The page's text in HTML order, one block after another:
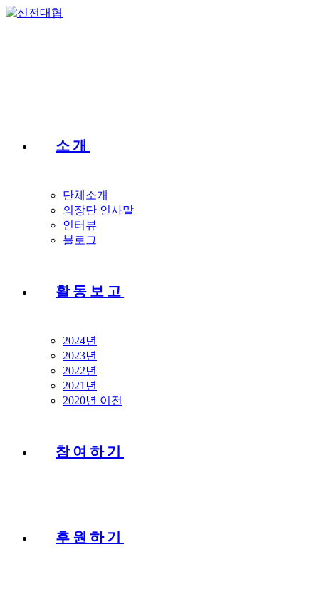
소개
단체소개
의장단 인사말
인터뷰
블로그
활동보고
2024년
2023년
2022년
2021년
2020년 이전
참여하기
후원하기